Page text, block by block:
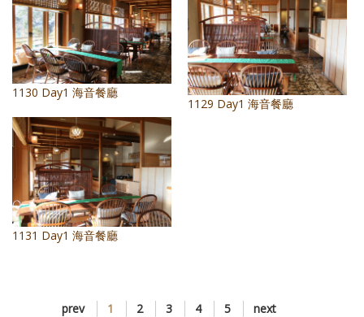
1129 Day1 海音餐廳
1130 Day1 海音餐廳
1131 Day1 海音餐廳
prev 1 2 3 4 5 next